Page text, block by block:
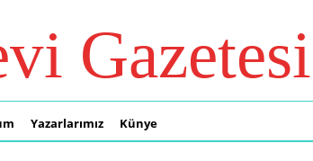
Gazetesi
Yazarlarımız Künye